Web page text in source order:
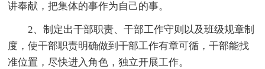
讲奉献，把集体的事作为自己的事。
2、制定出干部职责、干部工作守则以及班级规章制
度，使干部职责明确做到干部工作有章可循，干部能找
准位置，尽快进入角色，独立开展工作。